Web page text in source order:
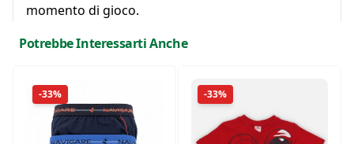
momento di gioco.
l’utilizzo.
Potrebbe Interessarti Anche
-33% -33%